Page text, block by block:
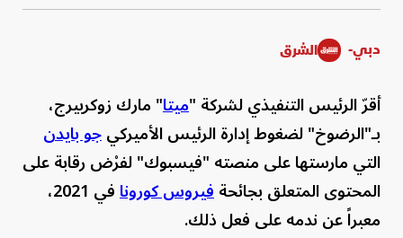
دبي- الشرق
أقرّ الرئيس التنفيذي لشركة "ميتا" مارك زوكربيرج،
بـ"الرضوخ" لضغوط إدارة الرئيس الأميركيجو بايدن
التي مارستها على منصته "فيسبوك" لفرْض رقابة على
المحتوى المتعلق بجائحةفيروس كورونا
في 2021،
معبراً عن ندمه على فعل ذلك.